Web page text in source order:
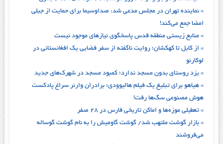
» نماینده تهران در مجلس مدعی شد: صداوسیما برای حمایت از جبلی
امضا جمع می‌کند!
» منابع زیستی منطقه قدس پاسخگوی نیازهای موجود نیست
» از کابل تا کهکشان؛ روایت ناگفته از سفر فضایی یک افغانستانی در
لوکارنو
» یزد روستای بدون مسجد ندارد؛ کمبود مسجد در شهرک‌های جدید
» هیاهو برای تبلیغ یک فیلم هالیوودی؛ برادران وارنر سراغ پادکست
هوش مصنوعیِ سگ‌ها رفت!
» تعطیلی موزه‌ها و اماکن تاریخی فارس در ۲۸ صفر
» بازار گوشت ملتهب شد/ گوشت گاومیش را به نام گوشت گوساله
می‌فروشند